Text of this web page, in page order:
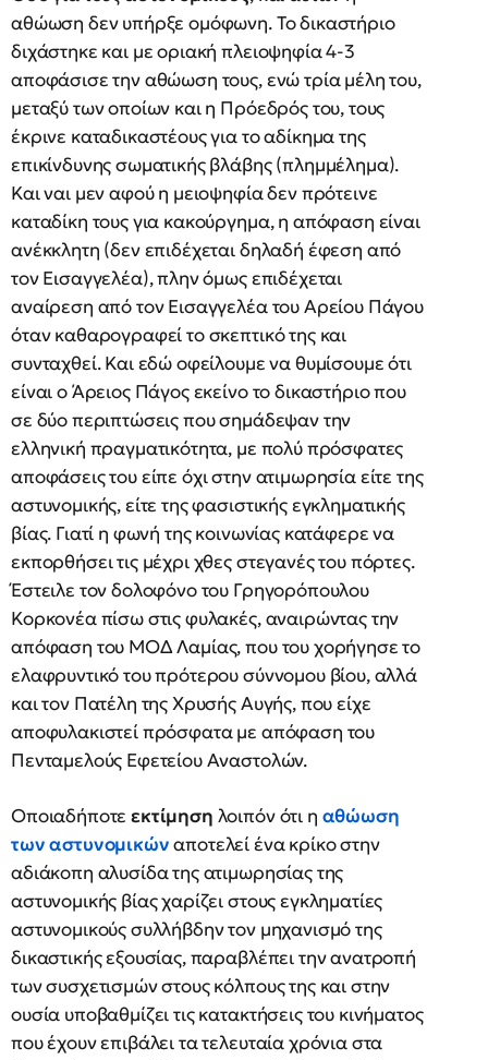
αθώωση δεν υπήρξε ομόφωνη. Το δικαστήριο
διχάστηκε και με οριακή πλειοψηφία 4-3
αποφάσισε την αθώωση τους, ενώ τρία μέλη του,
μεταξύ των οποίων και η Πρόεδρός του, τους
έκρινε καταδικαστέους για το αδίκημα της
επικίνδυνης σωματικής βλάβης (πλημμέλημα).
Και ναι μεν αφού η μειοψηφία δεν πρότεινε
καταδίκη τους για κακούργημα, η απόφαση είναι
ανέκκλητη (δεν επιδέχεται δηλαδή έφεση από
τον Εισαγγελέα), πλην όμως επιδέχεται
αναίρεση από τον Εισαγγελέα του Αρείου Πάγου
όταν καθαρογραφεί το σκεπτικό της και
συνταχθεί. Και εδώ οφείλουμε να θυμίσουμε ότι
είναι ο Άρειος Πάγος εκείνο το δικαστήριο που
σε δύο περιπτώσεις που σημάδεψαν την
ελληνική πραγματικότητα, με πολύ πρόσφατες
αποφάσεις του είπε όχι στην ατιμωρησία είτε της
αστυνομικής, είτε της φασιστικής εγκληματικής
βίας. Γιατί η φωνή της κοινωνίας κατάφερε να
εκπορθήσει τις μέχρι χθες στεγανές του πόρτες.
Έστειλε τον δολοφόνο του Γρηγορόπουλου
Κορκονέα πίσω στις φυλακές, αναιρώντας την
απόφαση του ΜΟΔ Λαμίας, που του χορήγησε το
ελαφρυντικό του πρότερου σύννομου βίου, αλλά
και τον Πατέλη της Χρυσής Αυγής, που είχε
αποφυλακιστεί πρόσφατα με απόφαση του
Πενταμελούς Εφετείου Αναστολών.
Οποιαδήποτεεκτίμηση λοιπόν ότι η αθώωση
των αστυνομικώναποτελεί ένα κρίκο στην
αδιάκοπη αλυσίδα της ατιμωρησίας της
αστυνομικής βίας χαρίζει στους εγκληματίες
αστυνομικούς συλλήβδην τον μηχανισμό της
δικαστικής εξουσίας, παραβλέπει την ανατροπή
των συσχετισμών στους κόλπους της και στην
ουσία υποβαθμίζει τις κατακτήσεις του κινήματος
που έχουν επιβάλει τα τελευταία χρόνια στα